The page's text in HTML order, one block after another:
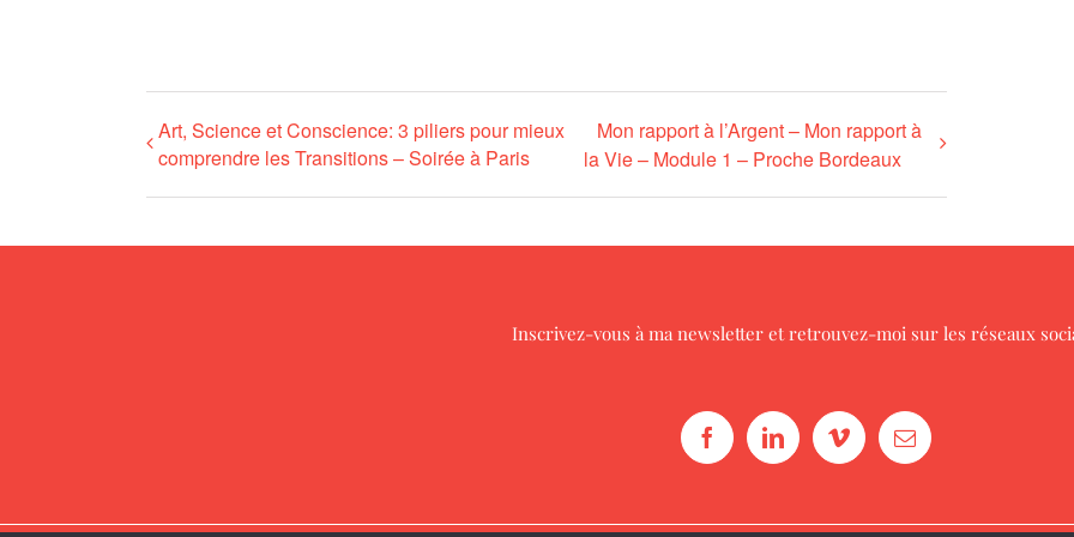
Art, Science et Conscience: 3 piliers pour mieux
comprendre les Transitions – Soirée à Paris
Mon rapport à l’Argent – Mon rapport à
la Vie – Module 1 – Proche Bordeaux
Inscrivez-vous à ma newsletteret retrouvez-moi sur les réseaux